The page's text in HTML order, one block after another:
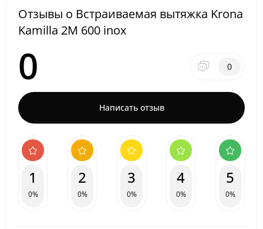
Отзывы о Встраиваемая вытяжка Krona
Kamilla 2M 600 inox
0 0
Написать отзыв
1
0%
2
0%
3
0%
4
0%
5
0%